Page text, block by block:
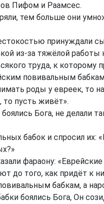
Пифом и Раамсес.
тем больше они
принуждали
из-за тяжёлой работы
труда, к которому
повивальным
роды у евреек, то
то пусть живёт».
Бога, не делали
бабок и спросил их:
фараону:
до того, как придёт к
бабкам, а
боялись Бога, Он